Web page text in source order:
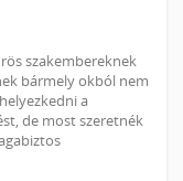
szakembereknek
bármely okból nem
a
de most szeretnék